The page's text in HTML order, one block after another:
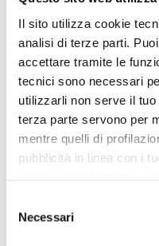
Il sito utilizza cookie
analisi di terze parti.
accettare tramite le
tecnici sono necessari
utilizzarli non serve il
terza parte servono per
mentre quelli di
pubblicità in linea con i
senza accettare”
Cliccando il pulsante
delNecessari
Zampa Vacanza